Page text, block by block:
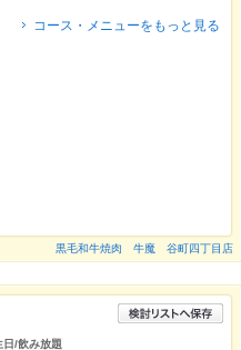
コース・メニューをもっと見る
黒毛和牛焼肉 牛魔 谷町四丁目店
/飲み放題